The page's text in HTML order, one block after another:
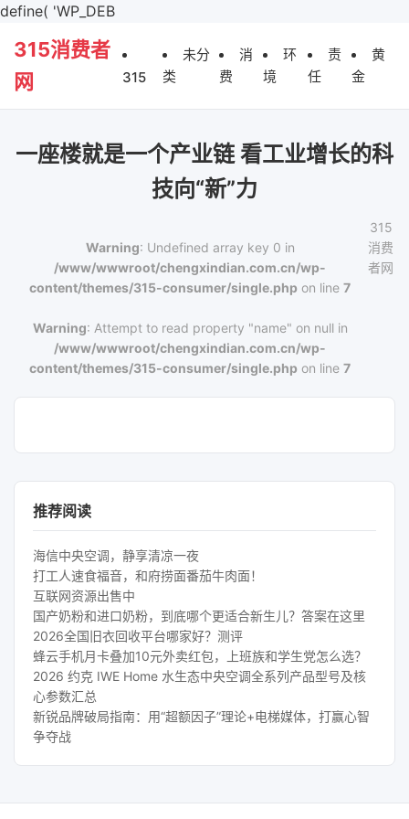
define( 'WP_DEB
315消费者
网
315
未分
类
消
费
环
境
责
任
黄
金
一座楼就是一个产业链 看工业增长的科
技向“新”力
Warning: Undefined array key 0 in
/www/wwwroot/chengxindian.com.cn/wp-
content/themes/315-consumer/single.php on line7
Warning: Attempt to read property "name" on null in
/www/wwwroot/chengxindian.com.cn/wp-
content/themes/315-consumer/single.php on line7
315
消费
者网
推荐阅读
海信中央空调，静享清凉一夜
打工人速食福音，和府捞面番茄牛肉面！
互联网资源出售中
国产奶粉和进口奶粉，到底哪个更适合新生儿？答案在这里
2026全国旧衣回收平台哪家好？测评
蜂云手机月卡叠加10元外卖红包，上班族和学生党怎么选？
2026 约克 IWE Home 水生态中央空调全系列产品型号及核
心参数汇总
新锐品牌破局指南：用“超额因子”理论+电梯媒体，打赢心智
争夺战